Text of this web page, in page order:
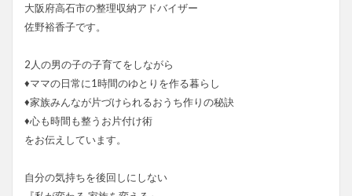
大阪府高石市の整理収納アドバイザー
佐野裕香子です。
2人の男の子の子育てをしながら
♦ママの日常に1時間のゆとりを作る暮らし
♦家族みんなが片づけられるおうち作りの秘訣
♦心も時間も整うお片付け術
をお伝えしています。
自分の気持ちを後回しにしない